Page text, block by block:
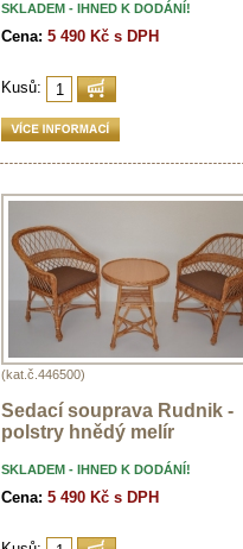
SKLADEM - IHNED K DODÁNÍ!
Cena: 5 490 Kč s DPH
Kusů:
(kat.č.446500)
Sedací souprava Rudnik -
polstry hnědý melír
SKLADEM - IHNED K DODÁNÍ!
Cena: 5 490 Kč s DPH